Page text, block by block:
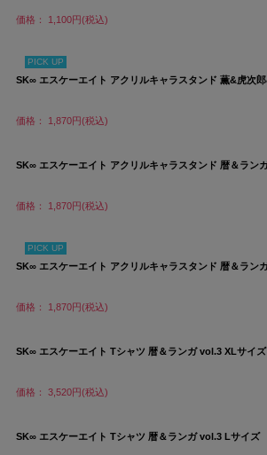
価格： 1,100円(税込)
PICK UP
SK∞ エスケーエイト アクリルキャラスタンド 薫&虎次
価格： 1,870円(税込)
SK∞ エスケーエイト アクリルキャラスタンド 暦＆ラン
価格： 1,870円(税込)
PICK UP
SK∞ エスケーエイト アクリルキャラスタンド 暦＆ラン
価格： 1,870円(税込)
SK∞ エスケーエイト Tシャツ 暦＆ランガ vol.3 XLサイズ
価格： 3,520円(税込)
SK∞ エスケーエイト Tシャツ 暦＆ランガ vol.3 Lサイズ